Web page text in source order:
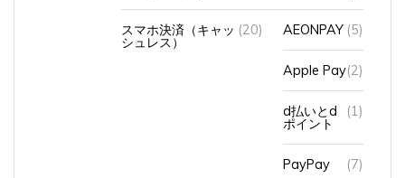
スマホ決済（キャッ
シュレス）
(20) AEONPAY (5)
Apple Pay (2)
d払いとd
ポイント
(1)
PayPay (7)